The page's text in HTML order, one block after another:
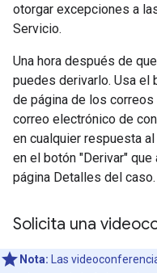
otorgar excepciones a
Servicio.
Una hora después de
puedes derivarlo. Usa el
de página de los
correo electrónico de
en cualquier respuesta
en el botón "Derivar"
página Detalles del caso.
Solicita una
Nota: Las